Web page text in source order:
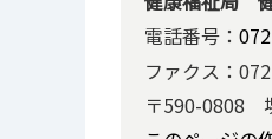
電話番号：
ファクス：
〒590-0808